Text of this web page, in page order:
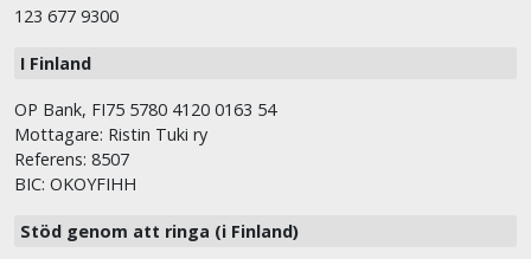
123 677 9300
I Finland
OP Bank, FI75 5780 4120 0163 54
Mottagare: Ristin Tuki ry
Referens: 8507
BIC: OKOYFIHH
Stöd genom att ringa (i Finland)